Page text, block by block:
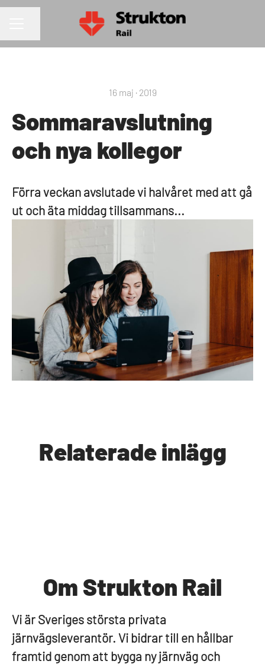
16 maj · 2019
Sommaravslutning
och nya kollegor
Förra veckan avslutade vi halvåret med att gå
ut och äta middag tillsammans...
Relaterade inlägg
Om Strukton Rail
Vi är Sveriges största privata
järnvägsleverantör. Vi bidrar till en hållbar
framtid genom att bygga ny järnväg och